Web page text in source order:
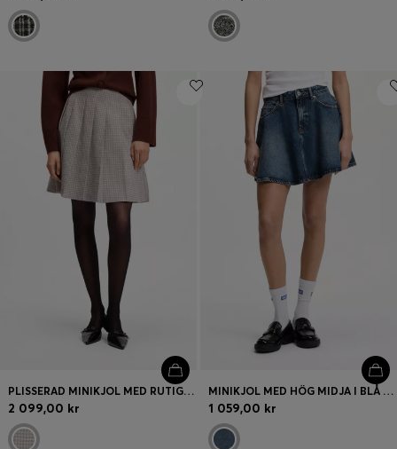
PLISSERAD MINIKJOL MED RUTIGT MIKROMÖNSTER
2 099,00 kr
MINIKJOL MED HÖG MIDJA I BLÅ DENIM
1 059,00 kr